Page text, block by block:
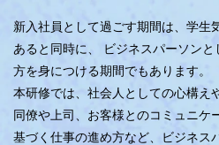
新入社員として過ごす期間は、学生
あると同時に、
ビジネスパーソンと
方を身につける期間でもあります。
本研修では、社会人としての心構え
同僚や上司、お客様とのコミュニケ
基づく仕事の進め方など、ビジネス